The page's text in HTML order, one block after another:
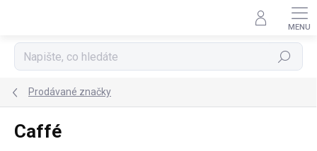
Hledat
Prodávané značky
Caffé